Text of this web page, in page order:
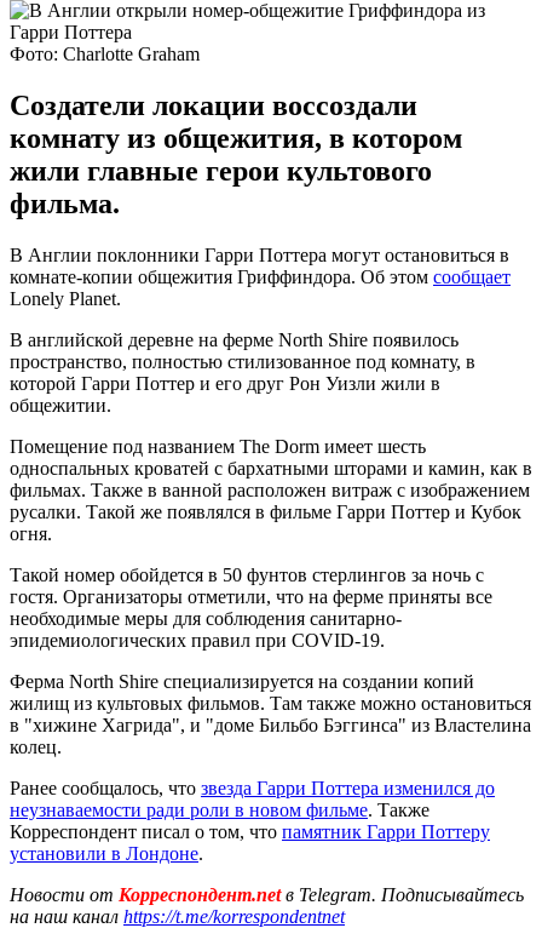
Фото: Charlotte Graham
Создатели локации воссоздали
комнату из общежития, в котором
жили главные герои культового
фильма.
В Англии поклонники Гарри Поттера могут остановиться в
комнате-копии общежития Гриффиндора. Об этом сообщает
Lonely Planet.
В английской деревне на ферме North Shire появилось
пространство, полностью стилизованное под комнату, в
которой Гарри Поттер и его друг Рон Уизли жили в
общежитии.
Помещение под названием The Dorm имеет шесть
односпальных кроватей с бархатными шторами и камин, как в
фильмах. Также в ванной расположен витраж с изображением
русалки. Такой же появлялся в фильме Гарри Поттер и Кубок
огня.
Такой номер обойдется в 50 фунтов стерлингов за ночь с
гостя. Организаторы отметили, что на ферме приняты все
необходимые меры для соблюдения санитарно-
эпидемиологических правил при COVID-19.
Ферма North Shire специализируется на создании копий
жилищ из культовых фильмов. Там также можно остановиться
в "хижине Хагрида", и "доме Бильбо Бэггинса" из Властелина
колец.
Ранее сообщалось, что звезда Гарри Поттера изменился до
неузнаваемости ради роли в новом фильме. Также
Корреспондент писал о том, что памятник Гарри Поттеру
установили в Лондоне.
Новости от Корреспондент.netв Telegram. Подписывайтесь
на наш канал https://t.me/korrespondentnet